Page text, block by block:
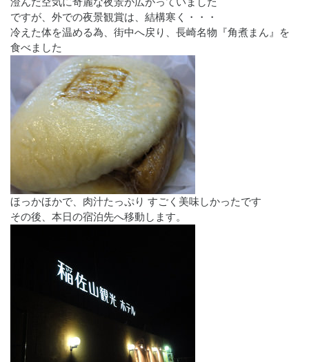
ですが、外での夜景観賞は、結構寒く・・・
冷えた体を温める為、街中へ戻り、長崎名物『角煮まん』を
食べました
ほっかほかで、肉汁たっぷり すごく美味しかったです
その後、本日の宿泊先へ移動します。